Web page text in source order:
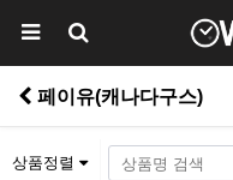
페이유(캐나다구스)
상품정렬